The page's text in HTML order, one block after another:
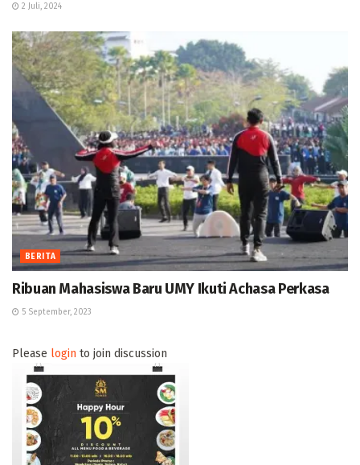
2 Juli, 2024
BERITA
Ribuan Mahasiswa Baru UMY Ikuti Achasa Perkasa
5 September, 2023
Please login to join discussion